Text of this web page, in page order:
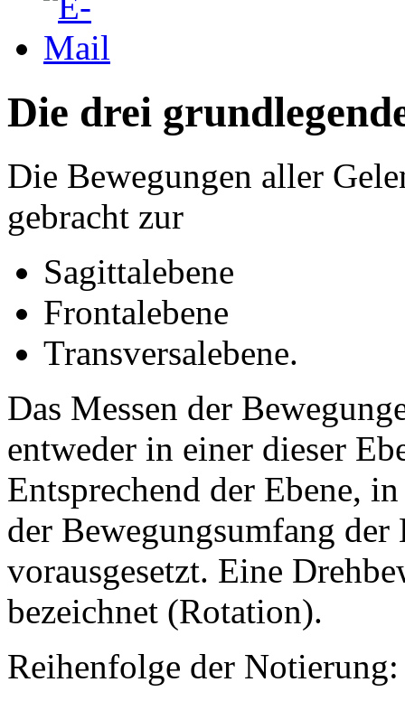
Die drei
Die Bewegungen aller
gebracht zur
Sagittalebene
Frontalebene
Transversalebene.
Das Messen der
entweder in einer dieser
Entsprechend der Ebene,
der Bewegungsumfang der
vorausgesetzt. Eine
bezeichnet (Rotation).
Reihenfolge der Notierung: